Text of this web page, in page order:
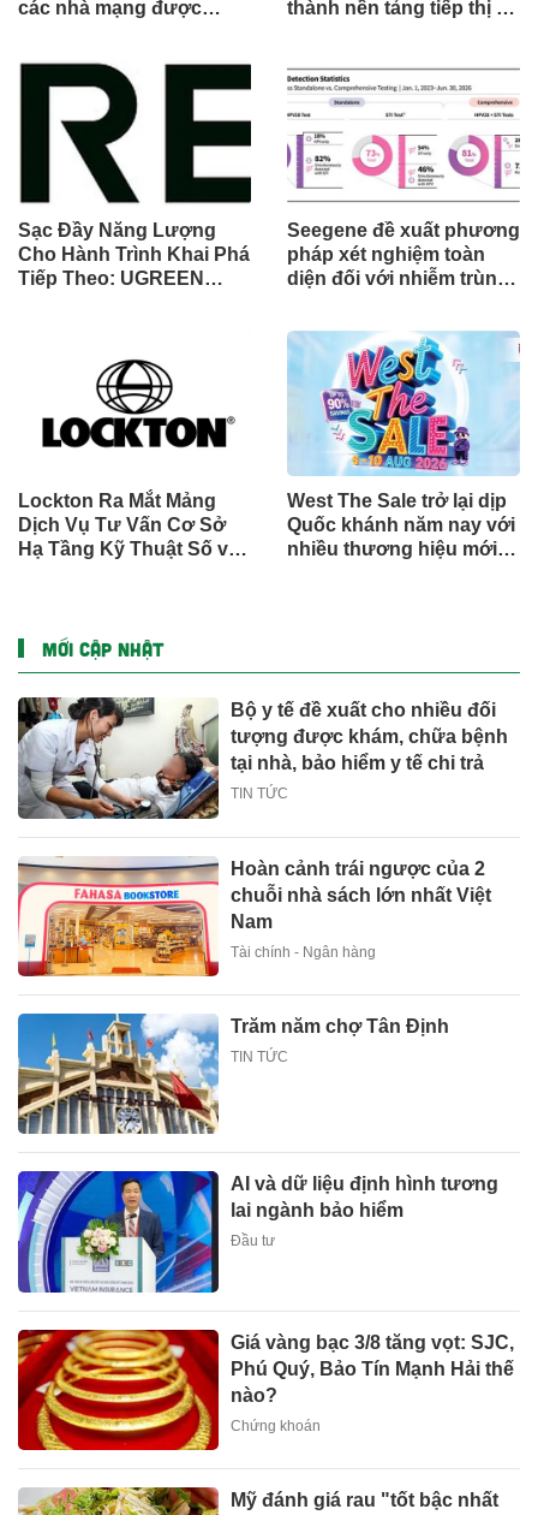
các nhà mạng được
về chất lượng và độ tin
cậy của cuộc gọi thoại
thành nền tảng tiếp thị tự
trưởng khách hàng
Sạc Đầy Năng Lượng
Cho Hành Trình Khai Phá
Tiếp Theo: UGREEN
Seegene đề xuất phương
pháp xét nghiệm toàn
diện đối với nhiễm trùng
qua Nghiên cứu lâm
sàng một triệu ca toàn
cầu (GMCS)
Lockton Ra Mắt Mảng
Dịch Vụ Tư Vấn Cơ Sở
Hạ Tầng Kỹ Thuật Số và
West The Sale trở lại dịp
Quốc khánh năm nay với
nhiều thương hiệu mới,
MỚI CẬP NHẬT
Bộ y tế đề xuất cho nhiều đối
tượng được khám, chữa bệnh
tại nhà, bảo hiểm y tế chi trả
TIN TỨC
Hoàn cảnh trái ngược của 2
chuỗi nhà sách lớn nhất Việt
Nam
Tài chính - Ngân hàng
Trăm năm chợ Tân Định
TIN TỨC
AI và dữ liệu định hình tương
lai ngành bảo hiểm
Đầu tư
Giá vàng bạc 3/8 tăng vọt: SJC,
Phú Quý, Bảo Tín Mạnh Hải thế
nào?
Chứng khoán
Mỹ đánh giá rau "tốt bậc nhất